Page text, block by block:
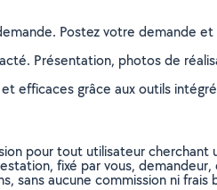
Postez votre demande
Présentation, photos de
efficaces grâce aux outils
pour tout utilisateur cherchant
fixé par vous, demandeur,
sans aucune commission ni frais